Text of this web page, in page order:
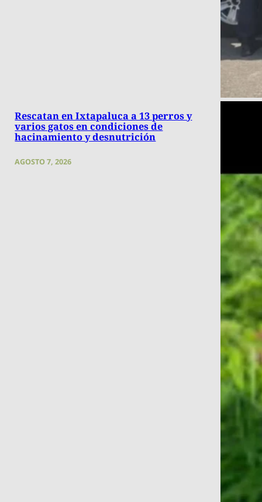
Rescatan en Ixtapaluca a 13 perros y
varios gatos en condiciones de
hacinamiento y desnutrición
AGOSTO 7, 2026